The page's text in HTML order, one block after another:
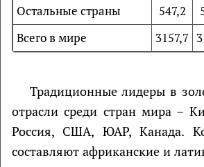
Остальные страны
547,2
Всего в мире
3157,7
Традиционные лидеры в
отрасли среди стран мира –
Россия, США, ЮАР, Канада.
составляют африканские и